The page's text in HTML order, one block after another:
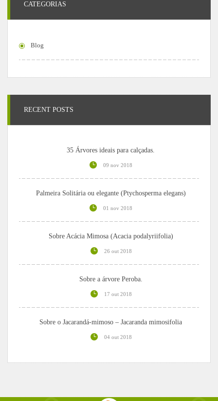
CATEGORIAS
Blog
RECENT POSTS
35 Árvores ideais para calçadas.
09 nov 2018
Palmeira Solitária ou elegante (Ptychosperma elegans)
01 nov 2018
Sobre Acácia Mimosa (Acacia podalyriifolia)
26 out 2018
Sobre a árvore Peroba.
17 out 2018
Sobre o Jacarandá-mimoso – Jacaranda mimosifolia
04 out 2018